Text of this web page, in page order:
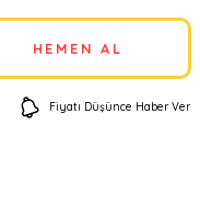
HEMEN AL
Fiyatı Düşünce Haber Ver